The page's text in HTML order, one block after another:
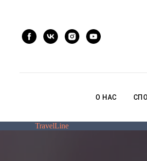
О НАС
TravelLine